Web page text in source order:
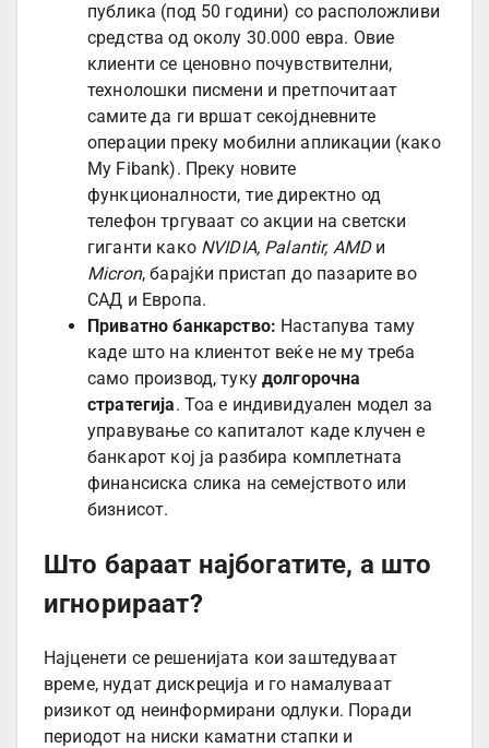
публика (под 50 години) со расположливи
средства од околу 30.000 евра. Овие
клиенти се ценовно почувствителни,
технолошки писмени и претпочитаат
самите да ги вршат секојдневните
операции преку мобилни апликации (како
My Fibank). Преку новите
функционалности, тие директно од
телефон тргуваат со акции на светски
гиганти како NVIDIA, Palantir, AMDи
Micron, барајќи пристап до пазарите во
САД и Европа.
Приватно банкарство: Настапува таму
каде што на клиентот веќе не му треба
само производ, тукудолгорочна
стратегија. Тоа е индивидуален модел за
управување со капиталот каде клучен е
банкарот кој ја разбира комплетната
финансиска слика на семејството или
бизнисот.
Што бараат најбогатите, а што
игнорираат?
Најценети се решенијата кои заштедуваат
време, нудат дискреција и го намалуваат
ризикот од неинформирани одлуки. Поради
периодот на ниски каматни стапки и